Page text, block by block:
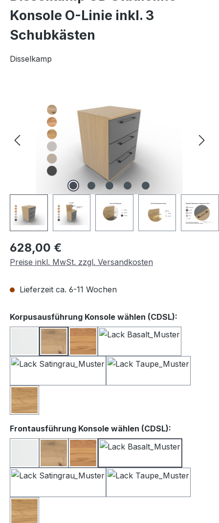
Konsole O-Linie inkl. 3
Schubkästen
Disselkamp
Regulärer Preis:
628,00 €
Preise inkl. MwSt. zzgl. Versandkosten
Lieferzeit ca. 6-11 Wochen
Korpusausführung Konsole wählen (CDSL):
BalkeneicheKernbuche
Wildeiche
Frontausführung Konsole wählen (CDSL):
BalkeneicheKernbuche
Wildeiche